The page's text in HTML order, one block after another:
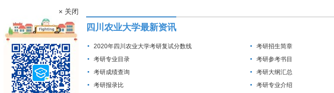
四川农业大学最新资讯
2020年四川农业大学考研复试分数线
考研招生简章
考研专业目录
考研参考书目
考研成绩查询
考研大纲汇总
考研报录比
考研专业介绍
× 关闭